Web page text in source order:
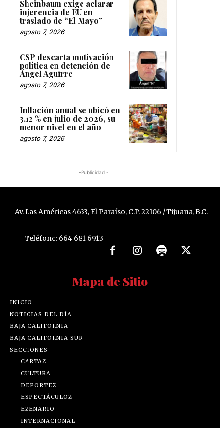
Sheinbaum exige aclarar
injerencia de EU en
traslado de “El Mayo”
agosto 7, 2026
CSP descarta motivación
política en detención de
Ángel Aguirre
agosto 7, 2026
Inflación anual se ubicó en
3.12 % en julio de 2026, su
menor nivel en el año
agosto 7, 2026
-Publicidad -
Av. Las Américas 4633, El Paraíso, C.P. 22106 / Tijuana, B.C.
Teléfono: 664 681 6913
Mapa de Sitio
INICIO
NOTICIAS DEL DÍA
BAJA CALIFORNIA
BAJA CALIFORNIA SUR
SECCIONES
CARTAZ
CULTURA
DEPORTEZ
ESPECTÁCULOZ
EZENARIO
INTERNACIONAL